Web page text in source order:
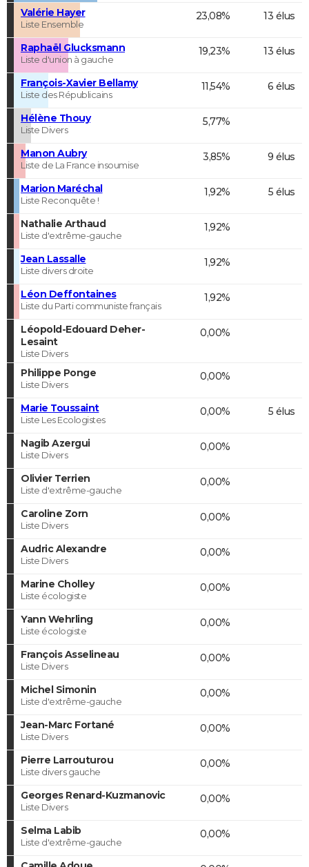
Valérie Hayer
Liste Ensemble
23,08% 13 élus
Raphaël Glucksmann
Liste d'union à gauche
19,23% 13 élus
François-Xavier Bellamy
Liste des Républicains
11,54% 6 élus
Hélène Thouy
Liste Divers
5,77%
Manon Aubry
Liste de La France insoumise
3,85% 9 élus
Marion Maréchal
Liste Reconquête !
1,92% 5 élus
Nathalie Arthaud
Liste d'extrême-gauche
1,92%
Jean Lassalle
Liste divers droite
1,92%
Léon Deffontaines
Liste du Parti communiste français
1,92%
Léopold-Edouard Deher-
Lesaint
Liste Divers
0,00%
Philippe Ponge
Liste Divers
0,00%
Marie Toussaint
Liste Les Ecologistes
0,00% 5 élus
Nagib Azergui
Liste Divers
0,00%
Olivier Terrien
Liste d'extrême-gauche
0,00%
Caroline Zorn
Liste Divers
0,00%
Audric Alexandre
Liste Divers
0,00%
Marine Cholley
Liste écologiste
0,00%
Yann Wehrling
Liste écologiste
0,00%
François Asselineau
Liste Divers
0,00%
Michel Simonin
Liste d'extrême-gauche
0,00%
Jean-Marc Fortané
Liste Divers
0,00%
Pierre Larrouturou
Liste divers gauche
0,00%
Georges Renard-Kuzmanovic
Liste Divers
0,00%
Selma Labib
Liste d'extrême-gauche
0,00%